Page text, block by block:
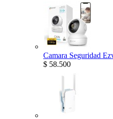
Camara Seguridad
$ 58.500